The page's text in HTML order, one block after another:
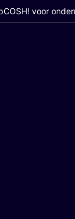
COSH! voor